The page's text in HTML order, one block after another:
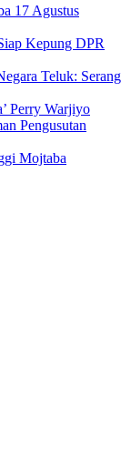
17 Agustus
Kepung DPR
Teluk: Serang
Perry Warjiyo
Pengusutan
Mojtaba